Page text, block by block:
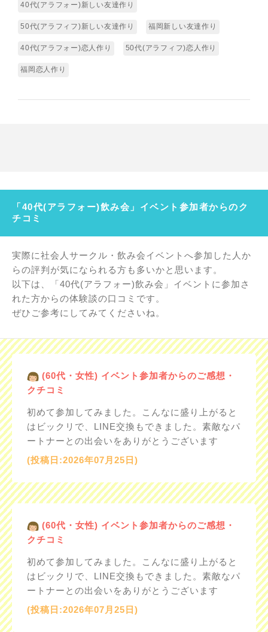
40代(アラフォー)新しい友達作り
50代(アラフィフ)新しい友達作り 福岡新しい友達作り
40代(アラフォー)恋人作り 50代(アラフィフ)恋人作り
福岡恋人作り
「40代(アラフォー)飲み会」イベント参加者からのク
チコミ
実際に社会人サークル・飲み会イベントへ参加した人か
らの評判が気になられる方も多いかと思います。
以下は、「40代(アラフォー)飲み会」イベントに参加さ
れた方からの体験談の口コミです。
ぜひご参考にしてみてくださいね。
(60代・女性) イベント参加者からのご感想・
クチコミ
初めて参加してみました。こんなに盛り上がると
はビックリで、LINE交換もできました。素敵なパ
ートナーとの出会いをありがとうございます
(投稿日:2026年07月25日)
(60代・女性) イベント参加者からのご感想・
クチコミ
初めて参加してみました。こんなに盛り上がると
はビックリで、LINE交換もできました。素敵なパ
ートナーとの出会いをありがとうございます
(投稿日:2026年07月25日)